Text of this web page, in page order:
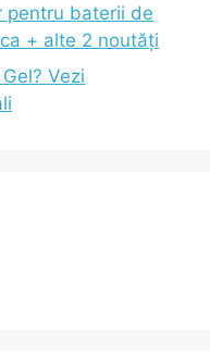
pentru baterii de
+ alte 2 noutăți
Vezi